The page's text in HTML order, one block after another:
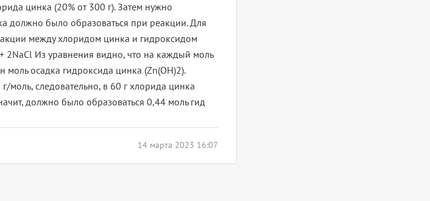
цинка (20% от 300 г). Затем нужно
должно было образоваться при реакции. Для
между хлоридом цинка и гидроксидом
2NaCl Из уравнения видно, что на каждый моль
моль осадка гидроксида цинка (Zn(OH)2).
моль, следовательно, в 60 г хлорида цинка
должно было образоваться 0,44 моль гид
14 марта 2023 16:07